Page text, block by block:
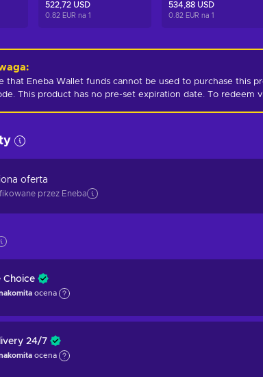
522,72 USD
0.82 EUR na 1
534,88 USD
0.82 EUR na 1
:
that Eneba Wallet funds cannot be used to purchase this
This product has no pre-set expiration date. To redeem
oferta
przez Eneba
Choice
ocena
24/7
ocena